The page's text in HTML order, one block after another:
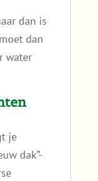
dan is
dan
water
je
dak”-